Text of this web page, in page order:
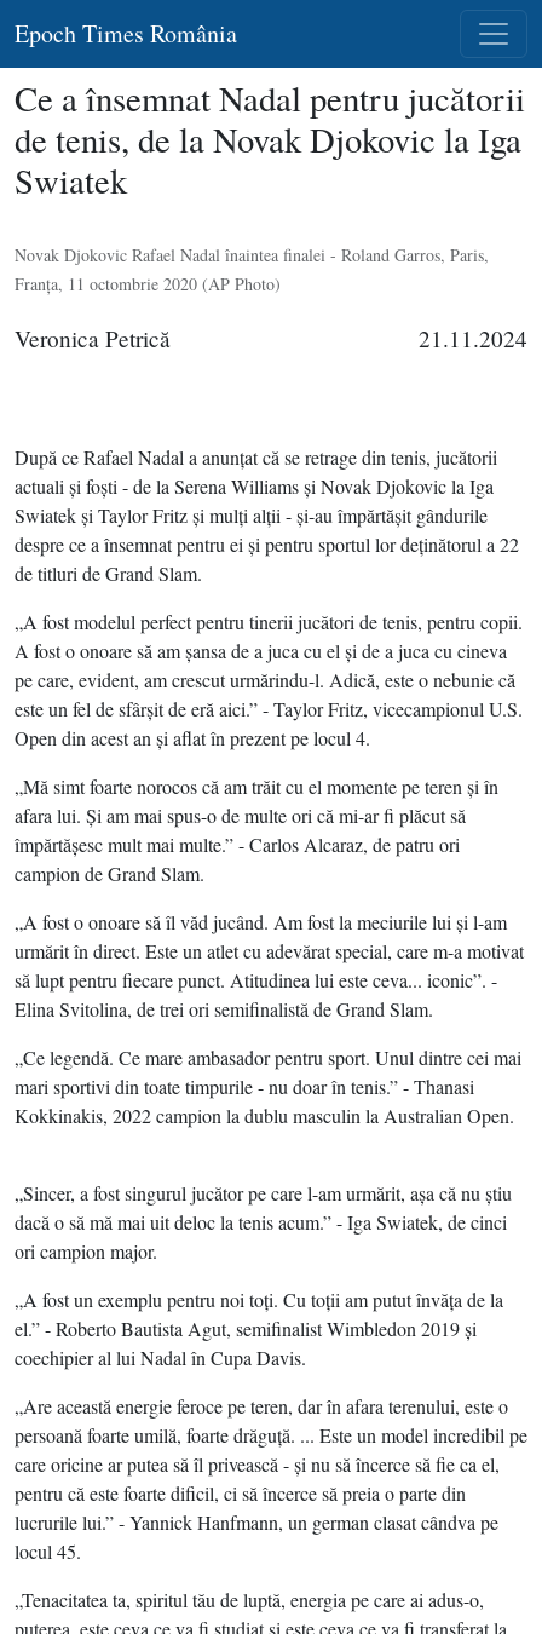
Epoch Times România
Ce a însemnat Nadal pentru jucătorii
de tenis, de la Novak Djokovic la Iga
Swiatek
Novak Djokovic Rafael Nadal înaintea finalei - Roland Garros, Paris,
Franţa, 11 octombrie 2020 (AP Photo)
Veronica Petrică 21.11.2024
După ce Rafael Nadal a anunţat că se retrage din tenis, jucătorii
actuali şi foşti - de la Serena Williams şi Novak Djokovic la Iga
Swiatek şi Taylor Fritz şi mulţi alţii - şi-au împărtăşit gândurile
despre ce a însemnat pentru ei şi pentru sportul lor deţinătorul a 22
de titluri de Grand Slam.
„A fost modelul perfect pentru tinerii jucători de tenis, pentru copii.
A fost o onoare să am şansa de a juca cu el şi de a juca cu cineva
pe care, evident, am crescut urmărindu-l. Adică, este o nebunie că
este un fel de sfârşit de eră aici.” - Taylor Fritz, vicecampionul U.S.
Open din acest an şi aflat în prezent pe locul 4.
„Mă simt foarte norocos că am trăit cu el momente pe teren şi în
afara lui. Şi am mai spus-o de multe ori că mi-ar fi plăcut să
împărtăşesc mult mai multe.” - Carlos Alcaraz, de patru ori
campion de Grand Slam.
„A fost o onoare să îl văd jucând. Am fost la meciurile lui şi l-am
urmărit în direct. Este un atlet cu adevărat special, care m-a motivat
să lupt pentru fiecare punct. Atitudinea lui este ceva... iconic”. -
Elina Svitolina, de trei ori semifinalistă de Grand Slam.
„Ce legendă. Ce mare ambasador pentru sport. Unul dintre cei mai
mari sportivi din toate timpurile - nu doar în tenis.” - Thanasi
Kokkinakis, 2022 campion la dublu masculin la Australian Open.
„Sincer, a fost singurul jucător pe care l-am urmărit, aşa că nu ştiu
dacă o să mă mai uit deloc la tenis acum.” - Iga Swiatek, de cinci
ori campion major.
„A fost un exemplu pentru noi toţi. Cu toţii am putut învăţa de la
el.” - Roberto Bautista Agut, semifinalist Wimbledon 2019 şi
coechipier al lui Nadal în Cupa Davis.
„Are această energie feroce pe teren, dar în afara terenului, este o
persoană foarte umilă, foarte drăguţă. ... Este un model incredibil pe
care oricine ar putea să îl privească - şi nu să încerce să fie ca el,
pentru că este foarte dificil, ci să încerce să preia o parte din
lucrurile lui.” - Yannick Hanfmann, un german clasat cândva pe
locul 45.
„Tenacitatea ta, spiritul tău de luptă, energia pe care ai adus-o,
puterea, este ceva ce va fi studiat şi este ceva ce va fi transferat la